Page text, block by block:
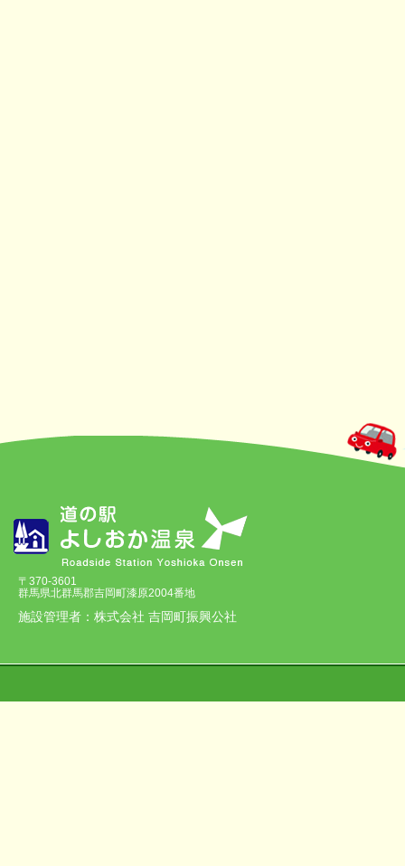
〒370-3601
群馬県北群馬郡吉岡町漆原2004番地
施設管理者：株式会社 吉岡町振興公社